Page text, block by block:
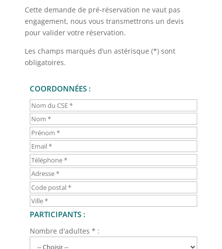
Cette demande de pré-réservation ne vaut pas
engagement, nous vous transmettrons un devis
pour valider votre réservation.
Les champs marqués d’un astérisque (*) sont
obligatoires.
COORDONNÉES :
PARTICIPANTS :
Nombre d'adultes * :